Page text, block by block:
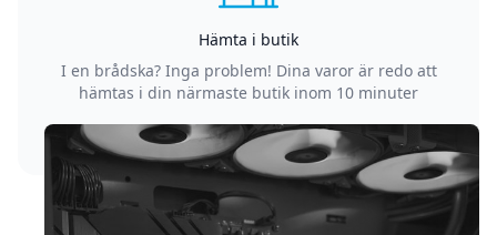
Hämta i butik
I en brådska? Inga problem! Dina varor är redo att
hämtas i din närmaste butik inom 10 minuter